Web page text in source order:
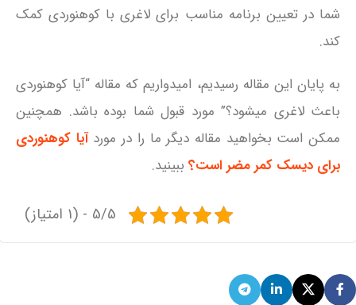
شما در تعیین برنامه مناسب برای لاغری با کوهنوردی کمک
کند.
به پایان این مقاله رسیدیم، امیدواریم که مقاله “آیا کوهنوردی
باعث لاغری میشود؟” مورد قبول شما بوده باشد. همچنین
ممکن است بخواهید مقاله دیگر ما را در موردآیا کوهنوردی
برای دیسک کمر مضر است؟ ببینید.
5/5 - (1 امتیاز)